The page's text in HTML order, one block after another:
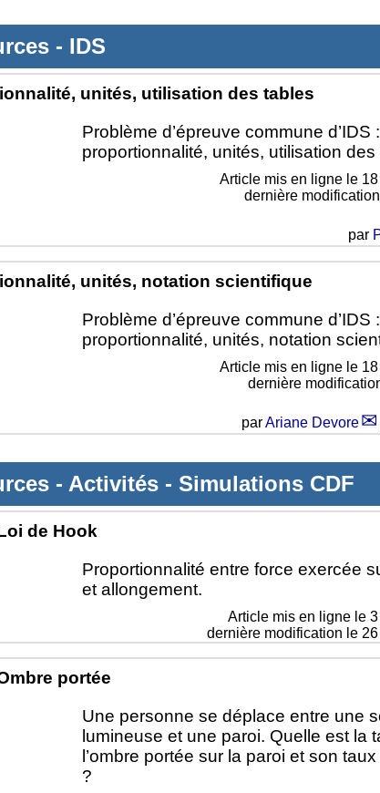
- IDS
unités, utilisation des tables
Problème d’épreuve commune d’IDS :
proportionnalité, unités, utilisation des
Article mis en ligne le
dernière
par
unités, notation scientifique
Problème d’épreuve commune d’IDS :
proportionnalité, unités, notation
Article mis en ligne le
dernière
parAriane Devore
- Activités - Simulations CDF
de Hook
Proportionnalité entre force exercée
et allongement.
Article mis en ligne le
dernière modification le
portée
Une personne se déplace entre une
lumineuse et une paroi. Quelle est la
l’ombre portée sur la paroi et son
?